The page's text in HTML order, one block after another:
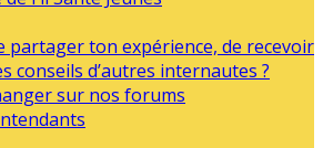
partager ton expérience, de recevoir
conseils d’autres internautes ?
sur nos forums